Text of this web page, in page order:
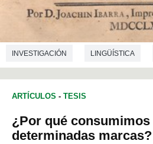
INVESTIGACIÓN LINGÜÍSTICA
ARTÍCULOS - TESIS
¿Por qué consumimos
determinadas marcas?